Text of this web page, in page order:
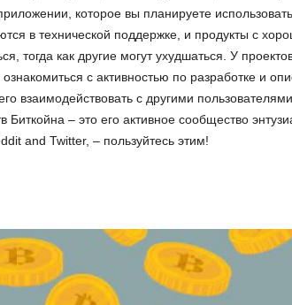
которое вы планируете
в технической поддержке, и продукты с
тогда как другие могут ухудшаться. У
ознакомиться с активностью по разработке и
взаимодействовать с другими
– это его активное сообщество
and Twitter, – пользуйтесь этим!